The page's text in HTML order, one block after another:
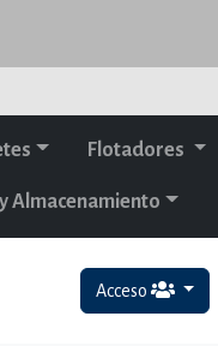
Flotadores
Almacenamiento
Acceso